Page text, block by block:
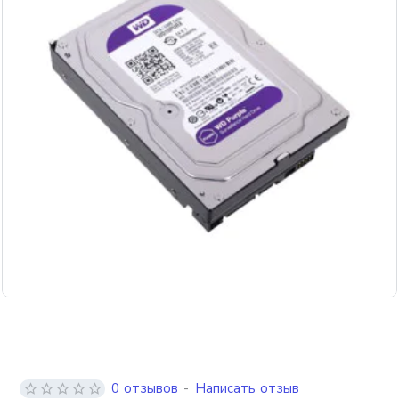
0 отзывов - Написать отзыв